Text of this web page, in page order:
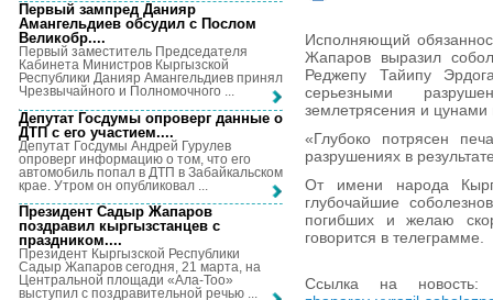
Исполняющий
Жапаров выразил
Реджепу Тайипу
серьезными
землетрясения и
«Глубоко потрясен
разрушениях в
От имени народа
глубочайшие
погибших и желаю
говорится в телеграмме.
Ссылка на
Первый зампред Данияр
Амангельдиев обсудил с Послом
Великобр....
Первый заместитель Председателя
Кабинета Министров Кыргызской
Республики Данияр Амангельдиев принял
Чрезвычайного и Полномочного ...
Депутат Госдумы опроверг данные о
ДТП с его участием....
Депутат Госдумы Андрей Гурулев
опроверг информацию о том, что его
автомобиль попал в ДТП в Забайкальском
крае. Утром он опубликовал ...
Президент Садыр Жапаров
поздравил кыргызстанцев с
праздником....
Президент Кыргызской Республики
Садыр Жапаров сегодня, 21 марта, на
Центральной площади «Ала-Тоо»
выступил с поздравительной речью ...